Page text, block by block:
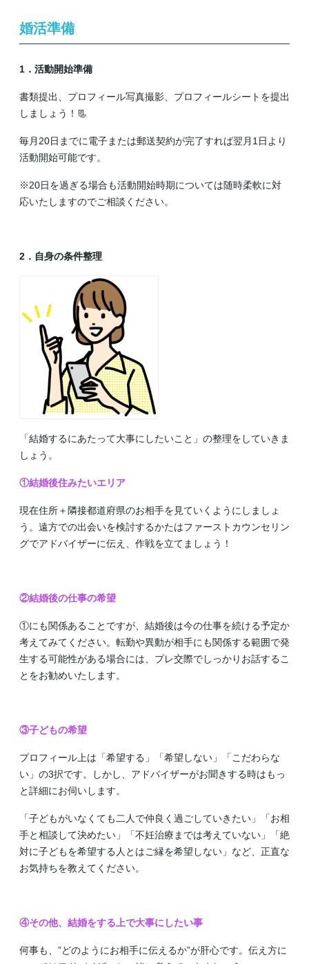
婚活準備
1．活動開始準備
書類提出、プロフィール写真撮影、プロフィールシートを提出
しましょう！📃
毎月20日までに電子または郵送契約が完了すれば翌月1日より
活動開始可能です。
※20日を過ぎる場合も活動開始時期については随時柔軟に対
応いたしますのでご相談ください。
2．自身の条件整理
「結婚するにあたって大事にしたいこと」の整理をしていきま
しょう。
①結婚後住みたいエリア
現在住所＋隣接都道府県のお相手を見ていくようにしましょ
う。遠方での出会いを検討するかたはファーストカウンセリン
グでアドバイザーに伝え、作戦を立てましょう！
②結婚後の仕事の希望
①にも関係あることですが、結婚後は今の仕事を続ける予定か
考えてみてください。転勤や異動が相手にも関係する範囲で発
生する可能性がある場合には、プレ交際でしっかりお話するこ
とをお勧めいたします。
③子どもの希望
プロフィール上は「希望する」「希望しない」「こだわらな
い」の3択です。しかし、アドバイザーがお聞きする時はもっ
と詳細にお伺いします。
「子どもがいなくても二人で仲良く過ごしていきたい」「お相
手と相談して決めたい」「不妊治療までは考えていない」「絶
対に子どもを希望する人とはご縁を希望しない」など、正直な
お気持ちを教えてください。
④その他、結婚をする上で大事にしたい事
何事も、”どのようにお相手に伝えるか”が肝心です。伝え方に